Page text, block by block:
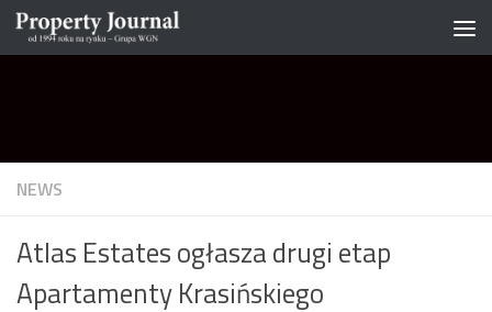
Skip to content
NEWS
Atlas Estates ogłasza drugi etap
Apartamenty Krasińskiego